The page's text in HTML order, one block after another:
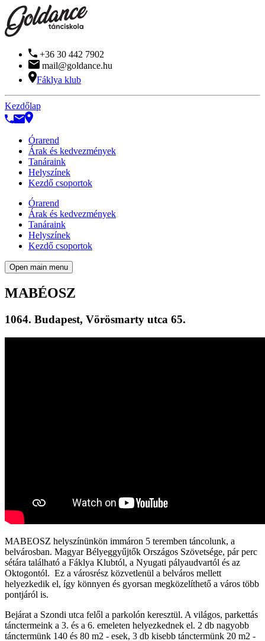
+36 30 442 7902
mail@goldance.hu
Fáklya klub
Kezdőlap
Órarend
Árak és kedvezmények
Tanáraink
Helyszínek
Kezdő csoportok
Órarend
Árak és kedvezmények
Tanáraink
Helyszínek
Kezdő csoportok
Open main menu
MABÉOSZ
1064. Budapest, Vörösmarty utca 65.
MABEOSZ helyszínünkön immáron 5 teremben táncolunk, a
belvárosban. Magyar Bélyeggyűjtők Országos Szövetsége, pár perc
sétára található a Fáklya Klubtól, a Nyugati pályaudvartól és az
Oktogontól. Ez a városrész közvetlenül a belváros mellett
helyezkedik el, így könnyen és gyorsan megközelíthető a város több
pontjáról is.
Bejárat a Szondi utca felől a parkolón keresztül. A világos, parkettás
tánctermeink a 3. és a 6. emeleten helyezkednek el. 2 db nagyobb
tánctermünk 140 és 80 m2 - esek, 3 db kisebb tánctermünk 20 m2 -